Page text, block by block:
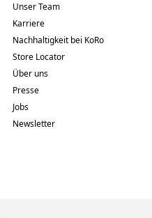
Unser Team
Karriere
Nachhaltigkeit bei KoRo
Store Locator
Über uns
Presse
Jobs
Newsletter